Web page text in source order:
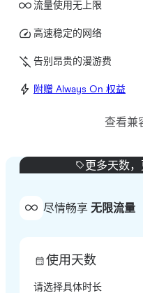
流量使用无上限
高速稳定的网络
告别昂贵的漫游费
附赠 Always On 权益
查看兼
更多天数
尽情畅享 无限流量
使用天数
请选择具体时长